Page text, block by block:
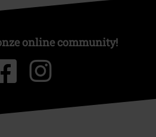
online community!